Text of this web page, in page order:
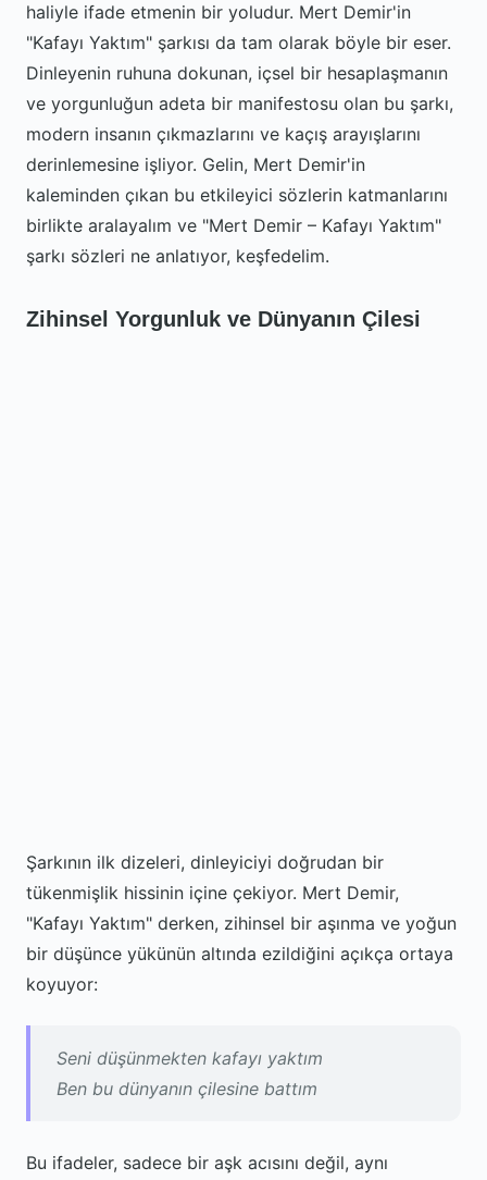
haliyle ifade etmenin bir yoludur. Mert Demir'in
"Kafayı Yaktım" şarkısı da tam olarak böyle bir eser.
Dinleyenin ruhuna dokunan, içsel bir hesaplaşmanın
ve yorgunluğun adeta bir manifestosu olan bu şarkı,
modern insanın çıkmazlarını ve kaçış arayışlarını
derinlemesine işliyor. Gelin, Mert Demir'in
kaleminden çıkan bu etkileyici sözlerin katmanlarını
birlikte aralayalım ve "Mert Demir – Kafayı Yaktım"
şarkı sözleri ne anlatıyor, keşfedelim.
Zihinsel Yorgunluk ve Dünyanın Çilesi
Şarkının ilk dizeleri, dinleyiciyi doğrudan bir
tükenmişlik hissinin içine çekiyor. Mert Demir,
"Kafayı Yaktım" derken, zihinsel bir aşınma ve yoğun
bir düşünce yükünün altında ezildiğini açıkça ortaya
koyuyor:
Seni düşünmekten kafayı yaktım
Ben bu dünyanın çilesine battım
Bu ifadeler, sadece bir aşk acısını değil, aynı